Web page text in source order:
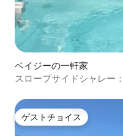
ベイジーの一軒家
スロープサイドシャレー
ゲストチョイス
ゲストチョイス